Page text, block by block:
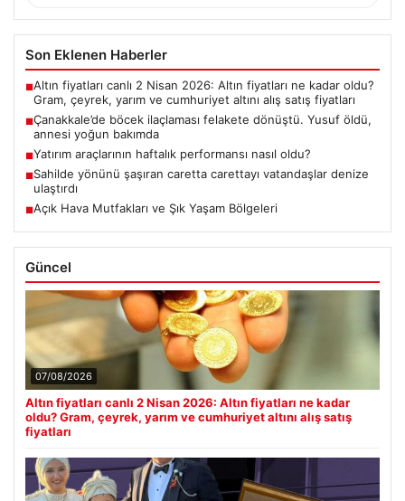
Son Eklenen Haberler
■Altın fiyatları canlı 2 Nisan 2026: Altın fiyatları ne kadar oldu?
Gram, çeyrek, yarım ve cumhuriyet altını alış satış fiyatları
■Çanakkale’de böcek ilaçlaması felakete dönüştü. Yusuf öldü,
annesi yoğun bakımda
■Yatırım araçlarının haftalık performansı nasıl oldu?
■Sahilde yönünü şaşıran caretta carettayı vatandaşlar denize
ulaştırdı
■Açık Hava Mutfakları ve Şık Yaşam Bölgeleri
Güncel
07/08/2026
Altın fiyatları canlı 2 Nisan 2026: Altın fiyatları ne kadar
oldu? Gram, çeyrek, yarım ve cumhuriyet altını alış satış
fiyatları